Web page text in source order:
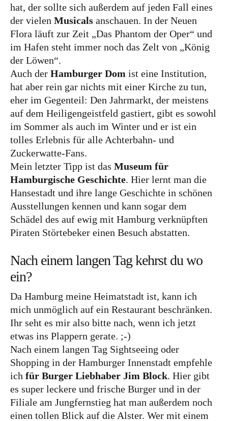
Kolumne
Instagram Flipboard Pinterest
Ich bin Anna, in Norddeutschland aufgewachsen
und leidenschaftliche Bloggerin, und schreibe auf
diesem meinem Blog über das Wandern, das
Reisen und Food. Wenn du dich für diese Themen
Herzlich willkommen!
hat, der sollte sich außerdem auf jeden Fall eines
der vielen Musicals anschauen. In der Neuen
Flora läuft zur Zeit „Das Phantom der Oper“ und
im Hafen steht immer noch das Zelt von „König
der Löwen“.
Auch der Hamburger Dom ist eine Institution,
hat aber rein gar nichts mit einer Kirche zu tun,
eher im Gegenteil: Den Jahrmarkt, der meistens
auf dem Heiligengeistfeld gastiert, gibt es sowohl
im Sommer als auch im Winter und er ist ein
tolles Erlebnis für alle Achterbahn- und
Zuckerwatte-Fans.
Mein letzter Tipp ist das Museum für
Hamburgische Geschichte. Hier lernt man die
Hansestadt und ihre lange Geschichte in schönen
Ausstellungen kennen und kann sogar dem
Schädel des auf ewig mit Hamburg verknüpften
Piraten Störtebeker einen Besuch abstatten.
Nach einem langen Tag kehrst du wo
ein?
Da Hamburg meine Heimatstadt ist, kann ich
mich unmöglich auf ein Restaurant beschränken.
Ihr seht es mir also bitte nach, wenn ich jetzt
etwas ins Plappern gerate. ;-)
Nach einem langen Tag Sightseeing oder
Shopping in der Hamburger Innenstadt empfehle
ich für Burger Liebhaber Jim Block. Hier gibt
es super leckere und frische Burger und in der
Filiale am Jungfernstieg hat man außerdem noch
einen tollen Blick auf die Alster. Wer mit einem